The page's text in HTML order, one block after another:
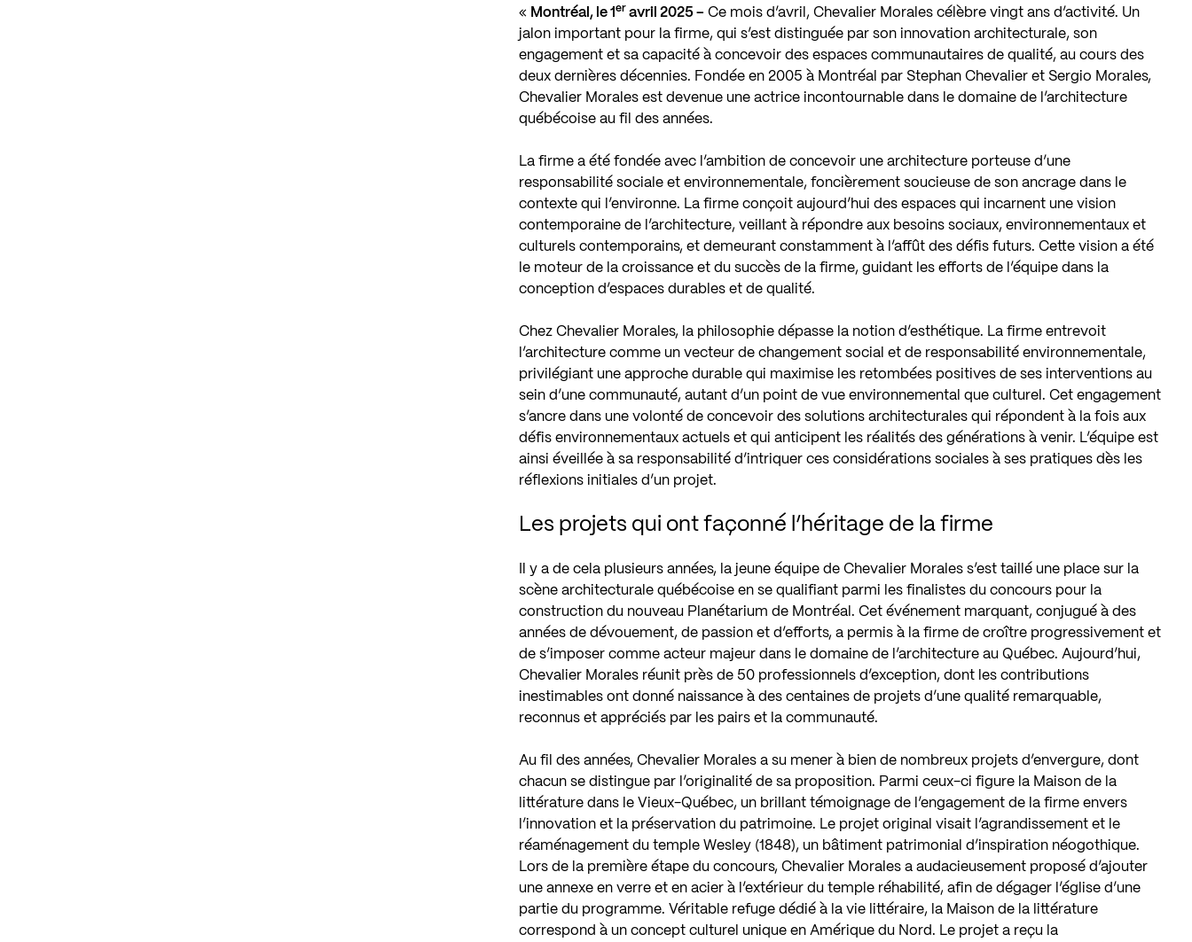
« Montréal, le 1er avril 2025 – Ce mois d’avril, Chevalier Morales célèbre vingt ans d’activité. Un
jalon important pour la firme, qui s’est distinguée par son innovation architecturale, son
engagement et sa capacité à concevoir des espaces communautaires de qualité, au cours des
deux dernières décennies. Fondée en 2005 à Montréal par Stephan Chevalier et Sergio Morales,
Chevalier Morales est devenue une actrice incontournable dans le domaine de l’architecture
québécoise au fil des années.
La firme a été fondée avec l’ambition de concevoir une architecture porteuse d’une
responsabilité sociale et environnementale, foncièrement soucieuse de son ancrage dans le
contexte qui l’environne. La firme conçoit aujourd’hui des espaces qui incarnent une vision
contemporaine de l’architecture, veillant à répondre aux besoins sociaux, environnementaux et
culturels contemporains, et demeurant constamment à l’affût des défis futurs. Cette vision a été
le moteur de la croissance et du succès de la firme, guidant les efforts de l’équipe dans la
conception d’espaces durables et de qualité.
Chez Chevalier Morales, la philosophie dépasse la notion d’esthétique. La firme entrevoit
l’architecture comme un vecteur de changement social et de responsabilité environnementale,
privilégiant une approche durable qui maximise les retombées positives de ses interventions au
sein d’une communauté, autant d’un point de vue environnemental que culturel. Cet engagement
s’ancre dans une volonté de concevoir des solutions architecturales qui répondent à la fois aux
défis environnementaux actuels et qui anticipent les réalités des générations à venir. L’équipe est
ainsi éveillée à sa responsabilité d’intriquer ces considérations sociales à ses pratiques dès les
réflexions initiales d’un projet.
Les projets qui ont façonné l’héritage de la firme
Il y a de cela plusieurs années, la jeune équipe de Chevalier Morales s’est taillé une place sur la
scène architecturale québécoise en se qualifiant parmi les finalistes du concours pour la
construction du nouveau Planétarium de Montréal. Cet événement marquant, conjugué à des
années de dévouement, de passion et d’efforts, a permis à la firme de croître progressivement et
de s’imposer comme acteur majeur dans le domaine de l’architecture au Québec. Aujourd’hui,
Chevalier Morales réunit près de 50 professionnels d’exception, dont les contributions
inestimables ont donné naissance à des centaines de projets d’une qualité remarquable,
reconnus et appréciés par les pairs et la communauté.
Au fil des années, Chevalier Morales a su mener à bien de nombreux projets d’envergure, dont
chacun se distingue par l’originalité de sa proposition. Parmi ceux-ci figure la Maison de la
littérature dans le Vieux-Québec, un brillant témoignage de l’engagement de la firme envers
l’innovation et la préservation du patrimoine. Le projet original visait l’agrandissement et le
réaménagement du temple Wesley (1848), un bâtiment patrimonial d’inspiration néogothique.
Lors de la première étape du concours, Chevalier Morales a audacieusement proposé d’ajouter
une annexe en verre et en acier à l’extérieur du temple réhabilité, afin de dégager l’église d’une
partie du programme. Véritable refuge dédié à la vie littéraire, la Maison de la littérature
correspond à un concept culturel unique en Amérique du Nord. Le projet a reçu la